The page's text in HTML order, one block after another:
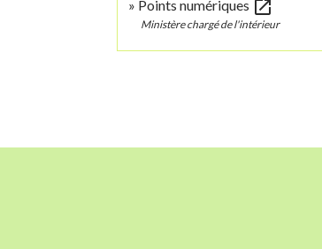
Points numériques open_in_new
Ministère chargé de l'intérieur